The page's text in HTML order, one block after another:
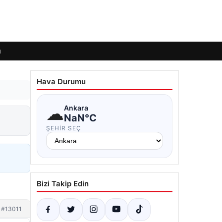
#13011
Hava Durumu
☁Ankara
NaN°C
ŞEHIR SEÇ
Bizi Takip Edin